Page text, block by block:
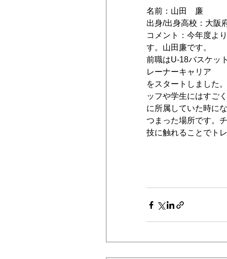
名前：山田　廉
出身/出身高校：大阪
コメント：今年度よ
す。山田廉です。
前職はU-18バスケッ
レーナーキャリア
をスタートしました
ッフや学生にはすご
に所属していた時に
つまった場所です。
技に触れることでト